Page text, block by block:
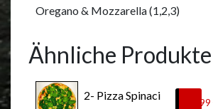
Oregano & Mozzarella (1,2,3)
Ähnliche Produkte
2- Pizza Spinaci
11,99